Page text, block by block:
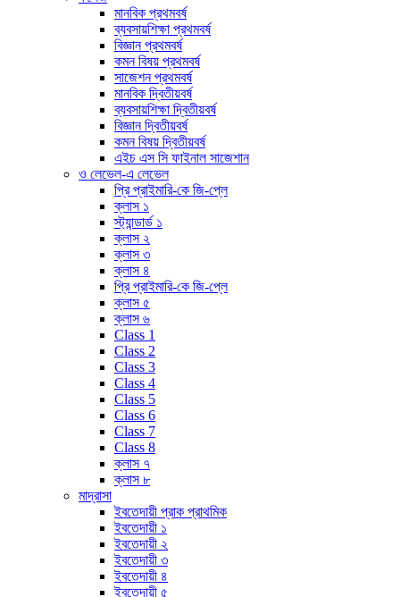
মানবিক প্রথমবর্ষ
ব্যবসায়শিক্ষা প্রথমবর্ষ
বিজ্ঞান প্রথমবর্ষ
কমন বিষয় প্রথমবর্ষ
সাজেশন প্রথমবর্ষ
মানবিক দ্বিতীয়বর্ষ
ব্যবসায়শিক্ষা দ্বিতীয়বর্ষ
বিজ্ঞান দ্বিতীয়বর্ষ
কমন বিষয় দ্বিতীয়বর্ষ
এইচ এস সি ফাইনাল সাজেশান
ও লেভেল-এ লেভেল
প্রি প্রাইমারি-কে জি-প্লে
ক্লাস ১
স্ট্যান্ডার্ড ১
ক্লাস ২
ক্লাস ৩
ক্লাস ৪
প্রি প্রাইমারি-কে জি-প্লে
ক্লাস ৫
ক্লাস ৬
Class 1
Class 2
Class 3
Class 4
Class 5
Class 6
Class 7
Class 8
ক্লাস ৭
ক্লাস ৮
মাদ্রাসা
ইবতেদায়ী প্রাক প্রাথমিক
ইবতেদায়ী ১
ইবতেদায়ী ২
ইবতেদায়ী ৩
ইবতেদায়ী ৪
ইবতেদায়ী ৫